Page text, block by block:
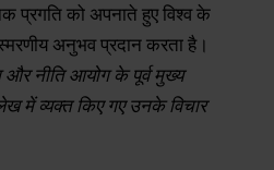
प्रगति को अपनाते हुए विश्‍व के
अनुभव प्रदान करता है।
नीति आयोग के पूर्व मुख्‍य
में व्यक्त किए गए उनके विचार